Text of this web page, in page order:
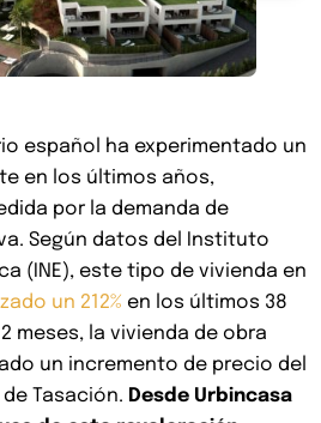
español ha experimentado un
en los últimos años,
por la demanda de
Según datos del Instituto
(INE), este tipo de vivienda en
un 212% en los últimos 38
meses, la vivienda de obra
un incremento de precio del
Tasación. Desde Urbincasa